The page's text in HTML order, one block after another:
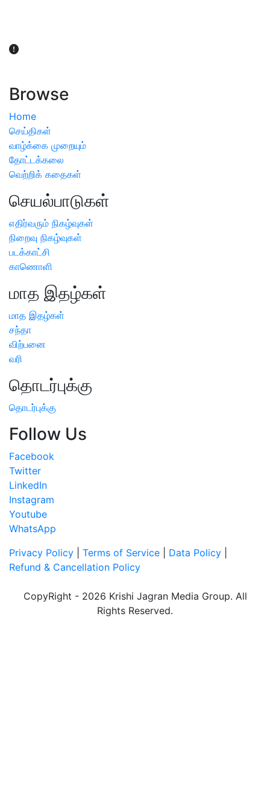
Browse
Home
செய்திகள்
வாழ்க்கை முறையும்
தோட்டக்கலை
வெற்றிக் கதைகள்
செயல்பாடுகள்
எதிர்வரும் நிகழ்வுகள்
நிறைவு நிகழ்வுகள்
படக்காட்சி
காணொளி
மாத இதழ்கள்
மாத இதழ்கள்
சந்தா
விற்பனை
வரி
தொடர்புக்கு
தொடர்புக்கு
Follow Us
Facebook
Twitter
LinkedIn
Instagram
Youtube
WhatsApp
Privacy Policy
Terms of Service Data Policy
Refund & Cancellation Policy
CopyRight - 2026 Krishi Jagran Media Group. All
Rights Reserved.